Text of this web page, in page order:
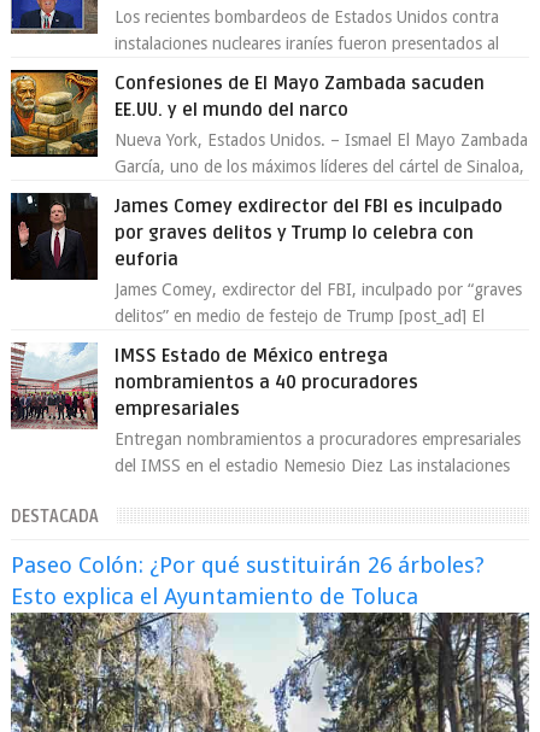
Los recientes bombardeos de Estados Unidos contra
instalaciones nucleares iraníes fueron presentados al
Confesiones de El Mayo Zambada sacuden
EE.UU. y el mundo del narco
Nueva York, Estados Unidos. – Ismael El Mayo Zambada
García, uno de los máximos líderes del cártel de Sinaloa,
James Comey exdirector del FBI es inculpado
por graves delitos y Trump lo celebra con
euforia
James Comey, exdirector del FBI, inculpado por “graves
delitos” en medio de festejo de Trump [post_ad] El
IMSS Estado de México entrega
nombramientos a 40 procuradores
empresariales
Entregan nombramientos a procuradores empresariales
del IMSS en el estadio Nemesio Diez Las instalaciones
DESTACADA
Paseo Colón: ¿Por qué sustituirán 26 árboles?
Esto explica el Ayuntamiento de Toluca